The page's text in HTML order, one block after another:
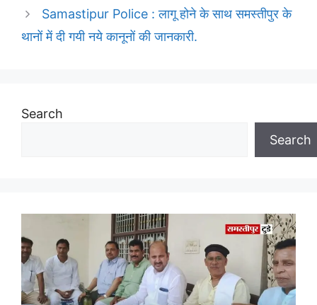
Samastipur Police : लागू होने के साथ समस्तीपुर के
थानों में दी गयी नये कानूनों की जानकारी.
Search
Search